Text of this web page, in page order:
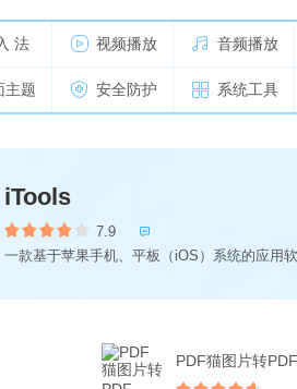
法 视频播放 音频播放
主题 安全防护 系统工具
iTools
7.9 
一款基于苹果手机、平板（iOS）系统的应用
PDF猫图片转PDF